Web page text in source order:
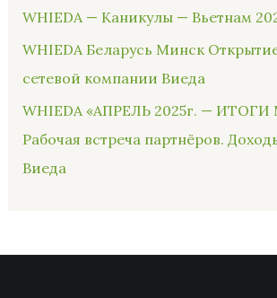
WHIEDA — Каникулы — Вьетнам
WHIEDA Беларусь Минск
сетевой компании Виеда
WHIEDA «АПРЕЛЬ 2025г. —
Рабочая встреча партнёров.
Виеда